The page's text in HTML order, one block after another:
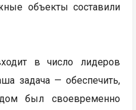
объекты составили
в число лидеров
задача — обеспечить,
был своевременно